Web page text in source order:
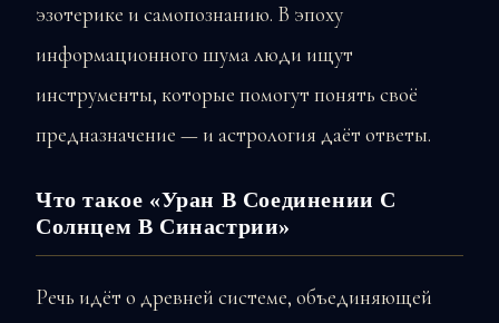
эзотерике и самопознанию. В эпоху
информационного шума люди ищут
инструменты, которые помогут понять своё
предназначение — и астрология даёт ответы.
Что такое «Уран В Соединении С
Солнцем В Синастрии»
Речь идёт о древней системе, объединяющей